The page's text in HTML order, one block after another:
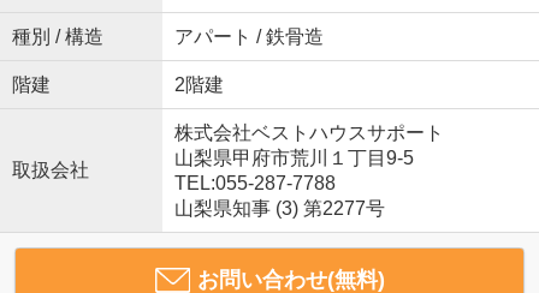
種別 / 構造 アパート / 鉄骨造
階建 2階建
取扱会社
株式会社ベストハウスサポート
山梨県甲府市荒川１丁目9-5
TEL:055-287-7788
山梨県知事 (3) 第2277号
お問い合わせ(無料)